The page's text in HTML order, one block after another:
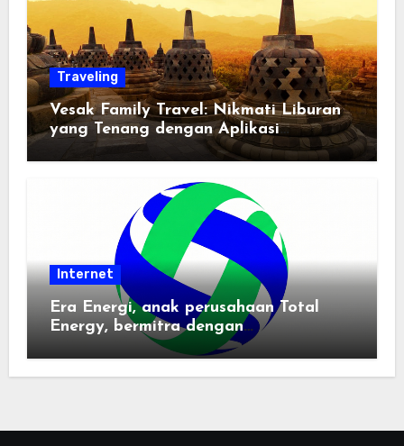
Traveling
Vesak Family Travel: Nikmati Liburan
yang Tenang dengan Aplikasi
Pemindai PDF
Internet
Era Energi, anak perusahaan Total
Energy, bermitra dengan
Zhuochuangtong untuk mempercepat